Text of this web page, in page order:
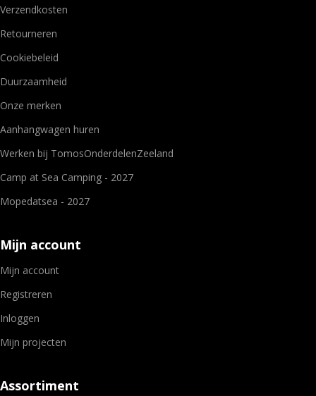
Verzendkosten
Retourneren
Cookiebeleid
Duurzaamheid
Onze merken
Aanhangwagen huren
Werken bij TomosOnderdelenZeeland
Camp at Sea Camping - 2027
Mopedatsea - 2027
Mijn account
Mijn account
Registreren
Inloggen
Mijn projecten
Assortiment